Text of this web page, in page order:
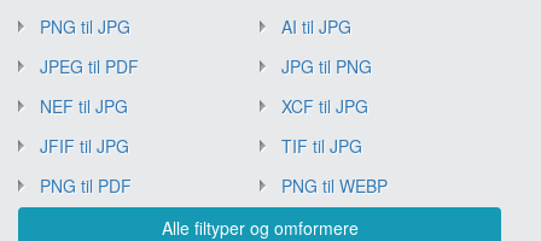
PNG til JPG
AI til JPG
JPEG til PDF
JPG til PNG
NEF til JPG
XCF til JPG
JFIF til JPG
TIF til JPG
PNG til PDF
PNG til WEBP
Alle filtyper og omformere